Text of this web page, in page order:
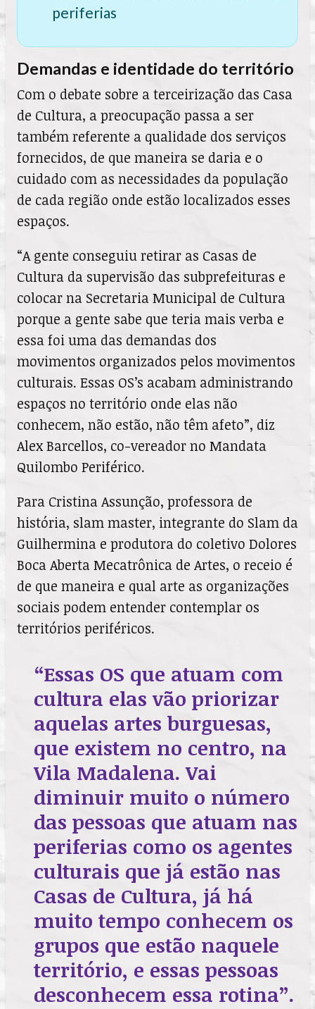
periferias
Demandas e identidade do território
Com o debate sobre a terceirização das Casa
de Cultura, a preocupação passa a ser
também referente a qualidade dos serviços
fornecidos, de que maneira se daria e o
cuidado com as necessidades da população
de cada região onde estão localizados esses
espaços.
“A gente conseguiu retirar as Casas de
Cultura da supervisão das subprefeituras e
colocar na Secretaria Municipal de Cultura
porque a gente sabe que teria mais verba e
essa foi uma das demandas dos
movimentos organizados pelos movimentos
culturais. Essas OS’s acabam administrando
espaços no território onde elas não
conhecem, não estão, não têm afeto”, diz
Alex Barcellos, co-vereador no Mandata
Quilombo Periférico.
Para Cristina Assunção, professora de
história, slam master, integrante do Slam da
Guilhermina e produtora do coletivo Dolores
Boca Aberta Mecatrônica de Artes, o receio é
de que maneira e qual arte as organizações
sociais podem entender contemplar os
territórios periféricos.
“Essas OS que atuam com
cultura elas vão priorizar
aquelas artes burguesas,
que existem no centro, na
Vila Madalena. Vai
diminuir muito o número
das pessoas que atuam nas
periferias como os agentes
culturais que já estão nas
Casas de Cultura, já há
muito tempo conhecem os
grupos que estão naquele
território, e essas pessoas
desconhecem essa rotina”.